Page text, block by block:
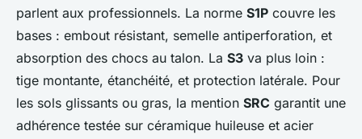
parlent aux professionnels. La norme S1P couvre les
bases : embout résistant, semelle antiperforation, et
absorption des chocs au talon. La S3 va plus loin :
tige montante, étanchéité, et protection latérale. Pour
les sols glissants ou gras, la mention SRC garantit une
adhérence testée sur céramique huileuse et acier